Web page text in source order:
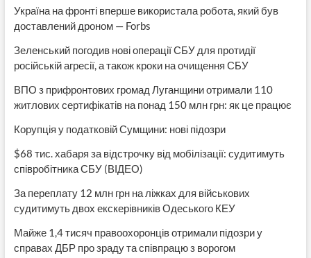
Україна на фронті вперше використала робота, який був
доставлений дроном — Forbs
Зеленський погодив нові операції СБУ для протидії
російській агресії, а також кроки на очищення СБУ
ВПО з прифронтових громад Луганщини отримали 110
житлових сертифікатів на понад 150 млн грн: як це працює
Корупція у податковій Сумщини: нові підозри
$68 тис. хабаря за відстрочку від мобілізації: судитимуть
співробітника СБУ (ВІДЕО)
За переплату 12 млн грн на ліжках для військових
судитимуть двох екскерівників Одеського КЕУ
Майже 1,4 тисяч правоохоронців отримали підозри у
справах ДБР про зраду та співпрацю з ворогом